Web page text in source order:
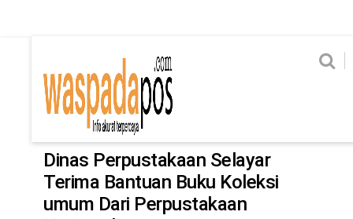
Home News
Ekonomi Hukum & Kriminal
Politik Metro
Hiburan Pendidikan
Edukasi Tekno
Home News Ekonomi Hukum & Kriminal
Edukasi
Dinas Perpustakaan Selayar
Terima Bantuan Buku Koleksi
umum Dari Perpustakaan